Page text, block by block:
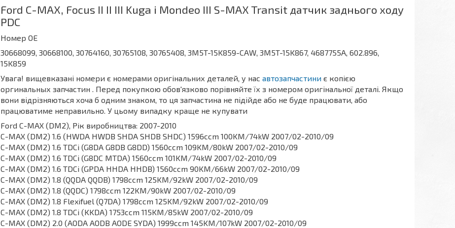
Ford C-MAX, Focus II II III Kuga і Mondeo III S-MAX Transit датчик заднього ходу
PDC
Номер OE
30668099, 30668100, 30764160, 30765108, 30765408, 3M5T-15K859-CAW, 3M5T-15K867, 4687755A, 602.896,
15K859
Увага! вищевказані номери є номерами оригінальних деталей, у нас автозапчастини є копією
оргинальных запчастин . Перед покупкою обов'язково порівняйте їх з номером оригінальної деталі. Якщо
вони відрізняються хоча б одним знаком, то ця запчастина не підійде або не буде працювати, або
працюватиме неправильно. У цьому випадку краще не купувати
Ford C-MAX (DM2), Рік виробництва: 2007-2010
C-MAX (DM2) 1.6 (HWDA HWDB SHDA SHDB SHDC) 1596ccm 100KM/74kW 2007/02-2010/09
C-MAX (DM2) 1.6 TDCi (G8DA G8DB G8DD) 1560ccm 109KM/80kW 2007/02-2010/09
C-MAX (DM2) 1.6 TDCi (G8DC MTDA) 1560ccm 101KM/74kW 2007/02-2010/09
C-MAX (DM2) 1.6 TDCi (GPDA HHDA HHDB) 1560ccm 90KM/66kW 2007/02-2010/09
C-MAX (DM2) 1.8 (QQDA QQDB) 1798ccm 125KM/92kW 2007/02-2010/09
C-MAX (DM2) 1.8 (QQDC) 1798ccm 122KM/90kW 2007/02-2010/09
C-MAX (DM2) 1.8 Flexifuel (Q7DA) 1798ccm 125KM/92kW 2007/02-2010/09
C-MAX (DM2) 1.8 TDCi (KKDA) 1753ccm 115KM/85kW 2007/02-2010/09
C-MAX (DM2) 2.0 (AODA AODB AODE SYDA) 1999ccm 145KM/107kW 2007/02-2010/09